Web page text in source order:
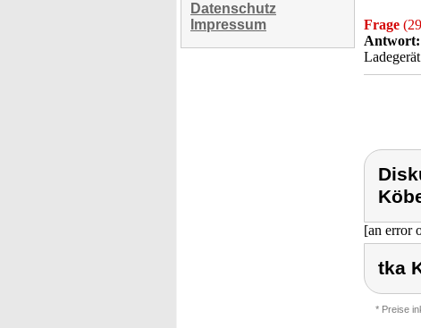
Datenschutz
Impressum
Frage
Antwort:
[an error
tka
* Preise